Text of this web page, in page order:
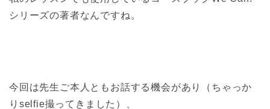
シリーズの著者なんですね。
今回は先生ご本人ともお話する機会があり（ちゃっか
りselfie撮ってきました）、